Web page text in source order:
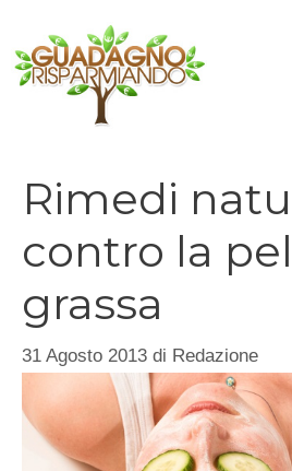
contenuto
Rimedi
contro la
grassa
31 Agosto 2013 di Redazione